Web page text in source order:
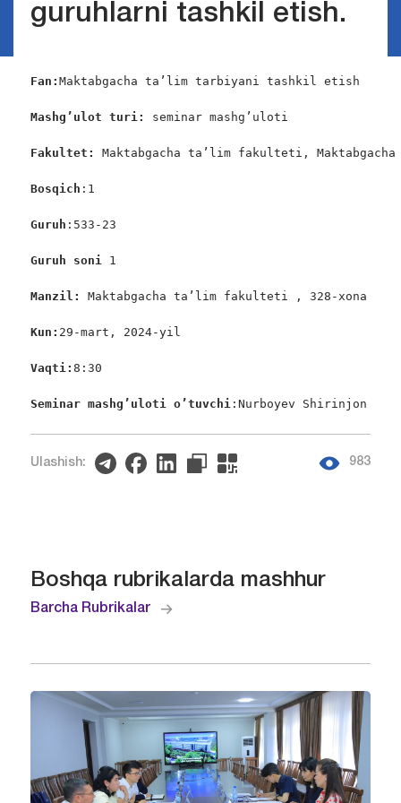
guruhlarni tashkil etish.
Fan: Maktabgacha ta’lim tarbiyani tashkil etish
Mashg’ulot turi: seminar mashg’uloti
Fakultet: Maktabgacha ta’lim fakulteti,
Bosqich :1
Guruh :533-23
Guruh soni 1
Manzil: Maktabgacha ta’lim fakulteti , 328-xona
Kun: 29-mart, 2024-yil
Vaqti: 8:30
Seminar mashg’uloti o’tuvchi:Nurboyev Shirinjon
Ulashish: 983
Boshqa rubrikalarda mashhur
Barcha Rubrikalar